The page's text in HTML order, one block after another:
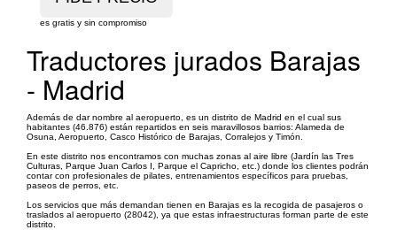
es gratis y sin compromiso
Traductores jurados Barajas
- Madrid
Además de dar nombre al aeropuerto, es un distrito de Madrid en el cual sus
habitantes (46.876) están repartidos en seis maravillosos barrios: Alameda de
Osuna, Aeropuerto, Casco Histórico de Barajas, Corralejos y Timón.
En este distrito nos encontramos con muchas zonas al aire libre (Jardín las Tres
Culturas, Parque Juan Carlos I, Parque el Capricho, etc.) donde los clientes podrán
contar con profesionales de pilates, entrenamientos específicos para pruebas,
paseos de perros, etc.
Los servicios que más demandan tienen en Barajas es la recogida de pasajeros o
traslados al aeropuerto (28042), ya que estas infraestructuras forman parte de este
distrito.